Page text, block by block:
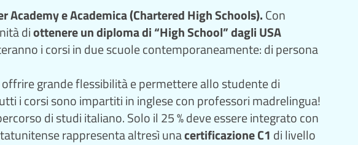
e Academica (Chartered High Schools).Con
diottenere un diploma di “High School” dagli USA
i corsi in due scuole contemporaneamente: di persona
grande flessibilità e permettere allo studente di
i corsi sono impartiti in inglese con professori madrelingua!
di studi italiano. Solo il 25 % deve essere integrato con
rappresenta altresì unacertificazione C1 di livello